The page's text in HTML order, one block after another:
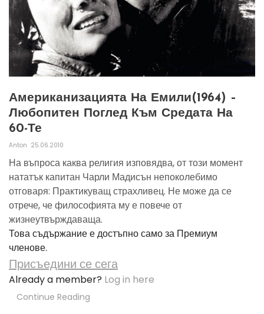
Американизацията На Емили(1964) –
Любопитен Поглед Към Средата На
60-Те
Anton 25.06.2010
На въпроса каква религия изповядва, от този момент
нататък капитан Чарли Мадисън непоколебимо
отговаря: Практикуващ страхливец. Не може да се
отрече, че философията му е повече от
жизнеутвърждаваща.
Това съдържание е достъпно само за Премиум
членове.
Присъедини се сега
Already a member? Log in here
Continue Reading